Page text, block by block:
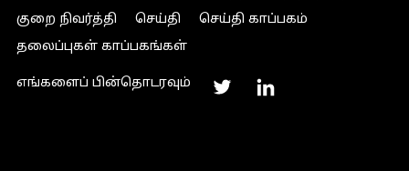
குறை நிவர்த்தி
செய்தி
செய்தி காப்பகம்
தலைப்புகள் காப்பகங்கள்
எங்களைப் பின்தொடரவும்